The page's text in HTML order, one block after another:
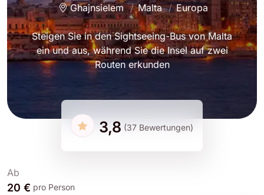
Ghajnsielem Malta Europa
Steigen Sie in den Sightseeing-Bus von Malta
ein und aus, während Sie die Insel auf zwei
Routen erkunden
3,8 (37 Bewertungen)
Ab
20 € pro Person